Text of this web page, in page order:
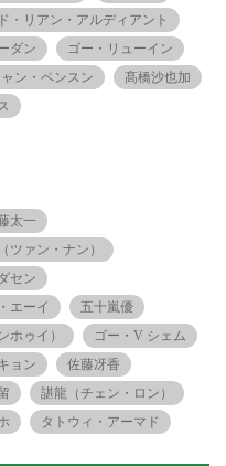
・リアン・アルディアント
ダン
ゴー・リューイン
ン・ペンスン
髙橋沙也加
太一
ツァン・ナン）
セン
エーイ
五十嵐優
ホゥイ）
ゴー・V シェム
ョン
佐藤冴香
諶龍（チェン・ロン）
タトウィ・アーマド